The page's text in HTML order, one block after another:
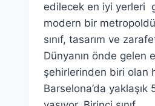
edilecek en iyi yerleri
modern bir
sınıf, tasarım ve
Dünyanın önde gelen
şehirlerinden biri olan
Barselona’da yaklaşık